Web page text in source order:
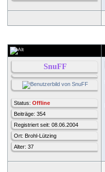
SnuFF
Status: Offline
Beiträge: 354
Registriert seit: 08.06.2004
Ort: Brohl-Lützing
Alter: 37